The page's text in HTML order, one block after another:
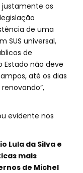
justamente os
de uma
SUS universal,
de
Estado não deve
até os dias
evidente nos
Lula da Silva e
mais
de Michel